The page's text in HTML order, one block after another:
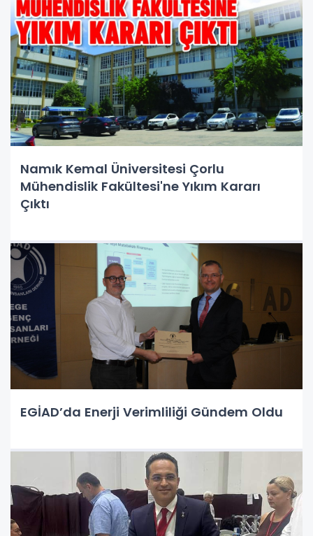
Namık Kemal Üniversitesi Çorlu
Mühendislik Fakültesi'ne Yıkım Kararı
Çıktı
EGİAD’da Enerji Verimliliği Gündem Oldu